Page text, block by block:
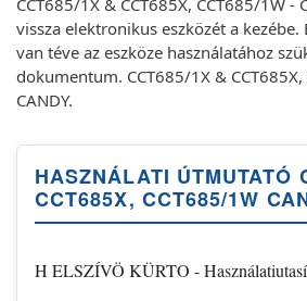
vissza elektronikus eszközét a kezébe.
van téve az eszköze használatához
dokumentum. CCT685/1X &
CANDY.
HASZNÁLATI ÚTMUTATÓ
CCT685X, CCT685/1W
H ELSZÍVÖ KÜRTO -